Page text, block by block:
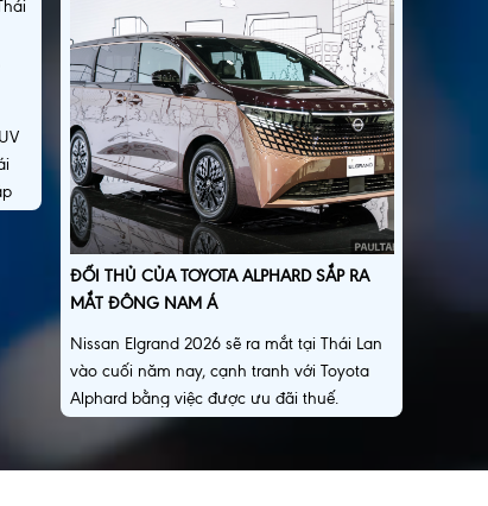
ĐỐI THỦ CỦA TOYOTA ALPHARD SẮP RA
MẮT ĐÔNG NAM Á
Nissan Elgrand 2026 sẽ ra mắt tại Thái Lan
vào cuối năm nay, cạnh tranh với Toyota
Alphard bằng việc được ưu đãi thuế.